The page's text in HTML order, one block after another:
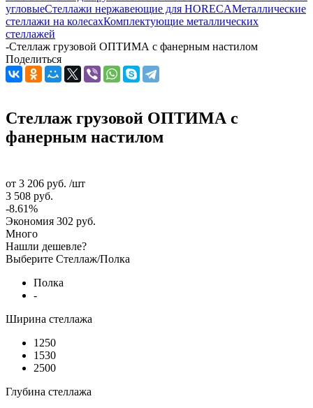
угловыеСтеллажи нержавеющие для HORECAМеталлические
стеллажи на колесахКомплектующие металлических
стеллажей
-Стеллаж грузовой ОПТИМА с фанерным настилом
Поделиться
Стеллаж грузовой ОПТИМА с
фанерным настилом
от 3 206 руб. /шт
3 508 руб.
-8.61%
Экономия 302 руб.
Много
Нашли дешевле?
Выберите Стеллаж/Полка
Полка
-
Ширина стеллажа
1250
1530
2500
Глубина стеллажа